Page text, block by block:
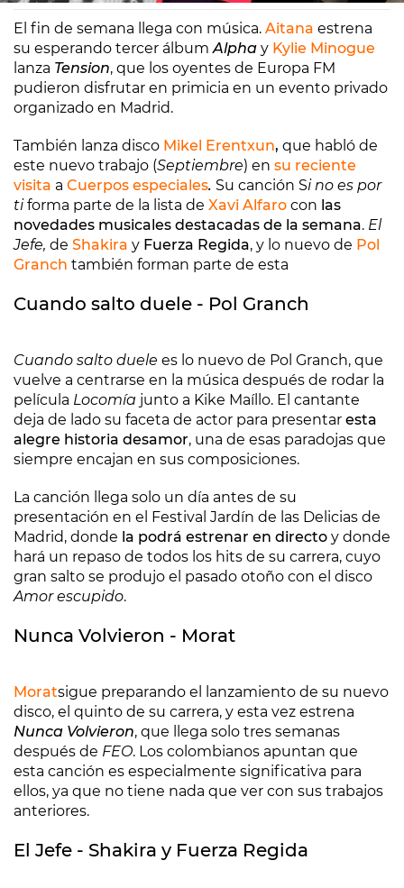
El fin de semana llega con música. Aitana estrena
su esperando tercer álbumAlpha y Kylie Minogue
lanza Tension, que los oyentes de Europa FM
pudieron disfrutar en primicia en un evento privado
organizado en Madrid.
También lanza disco Mikel Erentxun, que habló de
este nuevo trabajo (Septiembre) en su reciente
visita a Cuerpos especiales. Su canción Si no es por
tiforma parte de la lista de Xavi Alfaro con las
novedades musicales destacadas de la semana. El
Jefe, de Shakira y Fuerza Regida, y lo nuevo de Pol
Granch también forman parte de esta
Cuando salto duele - Pol Granch
Cuando salto duele es lo nuevo de Pol Granch, que
vuelve a centrarse en la música después de rodar la
película Locomía junto a Kike Maíllo. El cantante
deja de lado su faceta de actor para presentar esta
alegre historia desamor, una de esas paradojas que
siempre encajan en sus composiciones.
La canción llega solo un día antes de su
presentación en el Festival Jardín de las Delicias de
Madrid, donde la podrá estrenar en directo y donde
hará un repaso de todos los hits de su carrera, cuyo
gran salto se produjo el pasado otoño con el disco
Amor escupido.
Nunca Volvieron - Morat
Moratsigue preparando el lanzamiento de su nuevo
disco, el quinto de su carrera, y esta vez estrena
Nunca Volvieron, que llega solo tres semanas
después de FEO. Los colombianos apuntan que
esta canción es especialmente significativa para
ellos, ya que no tiene nada que ver con sus trabajos
anteriores.
El Jefe - Shakira y Fuerza Regida